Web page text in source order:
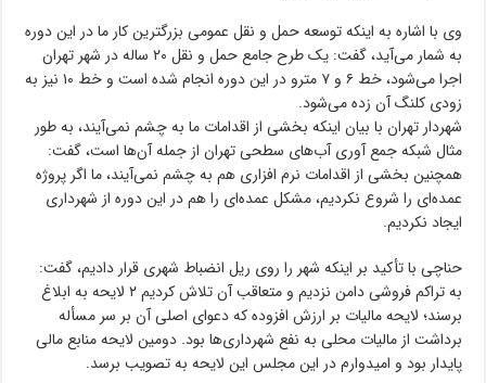
وی با اشاره به اینکه توسعه حمل و نقل عمومی بزرگترین کار ما در این دوره
به شمار می‌آید، گفت: یک طرح جامع حمل و نقل ۲۰ ساله در شهر تهران
اجرا می‌شود، خط ۶ و ۷ مترو در این دوره انجام شده است و خط ۱۰ نیز به
زودی کلنگ آن زده می‌شود.
شهردار تهران با بیان اینکه بخشی از اقدامات ما به چشم نمی‌آیند، به طور
مثال شبکه جمع آوری آب‌های سطحی تهران از جمله آن‌ها است، گفت:
همچنین بخشی از اقدامات نرم افزاری هم به چشم نمی‌آیند، ما اگر پروژه
عمده‌ای را شروع نکردیم، مشکل عمده‌ای را هم در این دوره از شهرداری
ایجاد نکردیم.
حناچی با تأکید بر اینکه شهر را روی ریل انضباط شهری قرار دادیم، گفت:
به تراکم فروشی دامن نزدیم و متعاقب آن تلاش کردیم ۲ لایحه به ابلاغ
برسند؛ لایحه مالیات بر ارزش افزوده که دعوای اصلی آن بر سر مسأله
برداشت از مالیات محلی به نفع شهرداری‌ها بود. دومین لایحه منابع مالی
پایدار بود و امیدوارم در این مجلس این لایحه به تصویب برسد.